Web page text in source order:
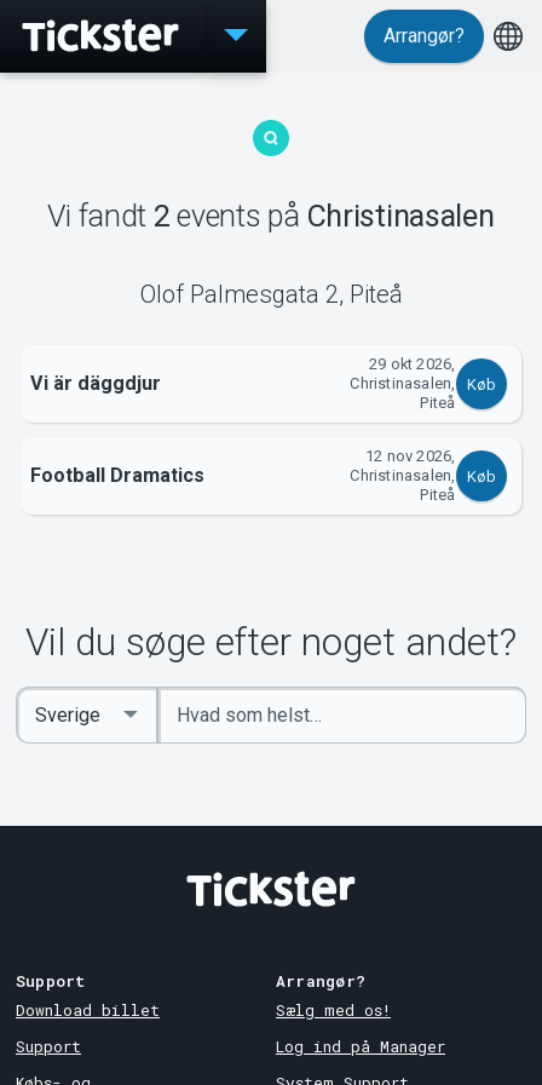
Events
MyTickster
Arrangør?
Vi fandt 2 events på Christinasalen
Olof Palmesgata 2, Piteå
Vi är däggdjur
29 okt 2026,
Christinasalen,
Piteå
Køb
Football Dramatics
12 nov 2026,
Christinasalen,
Piteå
Køb
Vil du søge efter noget andet?
Indtast
søgeord
Select
Country
Support
Download billet
Support
Arrangør?
Sælg med os!
Log ind på Manager